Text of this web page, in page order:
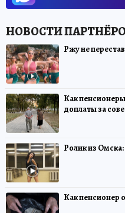
Ржу не
Как пенсионеры
доплаты за
Ролик из
Как пенсионер